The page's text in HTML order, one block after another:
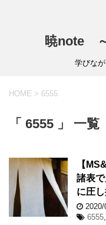
暁note
学びな
HOME > 6555
「 6555 」 一覧
【
諸表
に圧し
6555